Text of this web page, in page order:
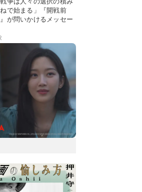
で始まる」『開戦前
が問いかけるメッセー